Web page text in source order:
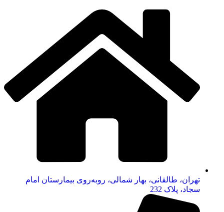
تهران، طالقانی، بهار شمالی، روبه‌روی بیمارستان امام
سجاد، پلاک 232